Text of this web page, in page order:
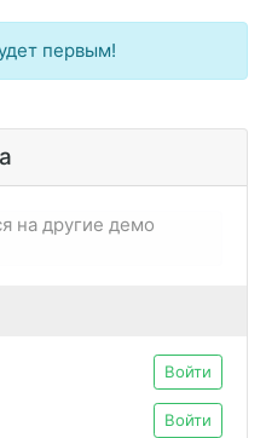
первым!
на другие демо
Войти
Войти